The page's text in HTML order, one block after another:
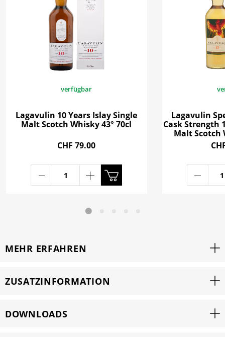
verfügbar
Lagavulin 10 Years Islay Single
Malt Scotch Whisky 43° 70cl
CHF 79.00
Lagavulin
Cask Strength
Malt Scotch
MEHR ERFAHREN
ZUSATZINFORMATION
DOWNLOADS